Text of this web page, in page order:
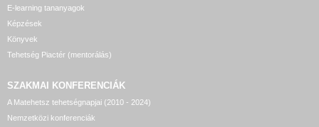
E-learning tananyagok
Képzések
Könyvek
Tehetség Piactér (mentorálás)
SZAKMAI KONFERENCIÁK
A Matehetsz tehetségnapjai (2010 - 2024)
Nemzetközi konferenciák